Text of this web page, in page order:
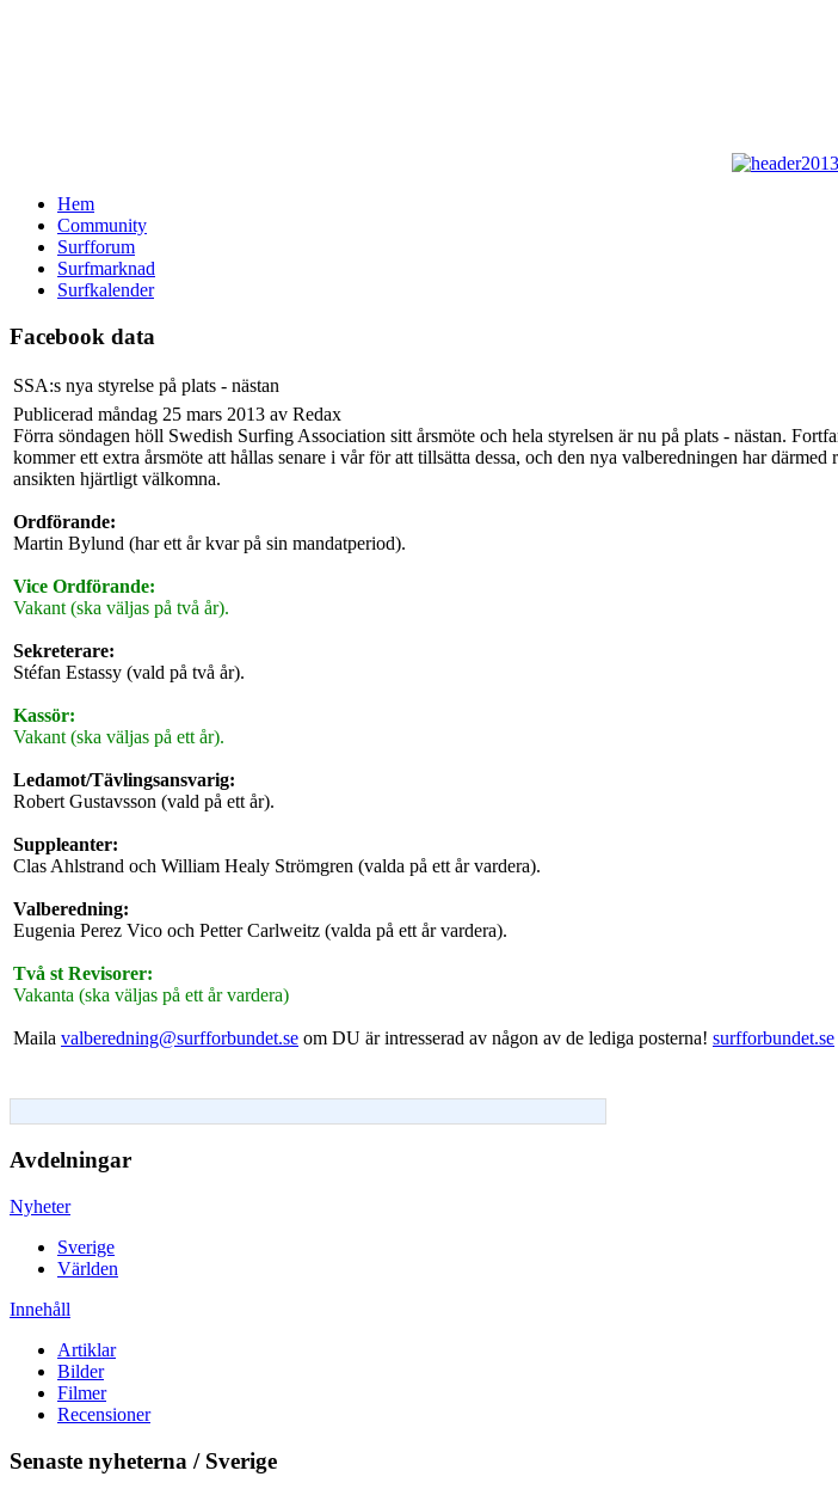
Hem
Community
Surfforum
Surfmarknad
Surfkalender
Facebook data
SSA:s nya styrelse på plats - nästan
Publicerad måndag 25 mars 2013 av Redax
Förra söndagen höll Swedish Surfing Association sitt årsmöte och hela styrelsen är nu på plats - nästan.
kommer ett extra årsmöte att hållas senare i vår för att tillsätta dessa, och den nya valberedningen har
ansikten hjärtligt välkomna.
Ordförande:
Martin Bylund (har ett år kvar på sin mandatperiod).
Vice Ordförande:
Vakant (ska väljas på två år).
Sekreterare:
Stéfan Estassy (vald på två år).
Kassör:
Vakant (ska väljas på ett år).
Ledamot/Tävlingsansvarig:
Robert Gustavsson (vald på ett år).
Suppleanter:
Clas Ahlstrand och William Healy Strömgren (valda på ett år vardera).
Valberedning:
Eugenia Perez Vico och Petter Carlweitz (valda på ett år vardera).
Två st Revisorer:
Vakanta (ska väljas på ett år vardera)
Maila valberedning@surfforbundet.se om DU är intresserad av någon av de lediga posterna! surfforbundet.se
Avdelningar
Nyheter
Sverige
Världen
Innehåll
Artiklar
Bilder
Filmer
Recensioner
Senaste nyheterna / Sverige